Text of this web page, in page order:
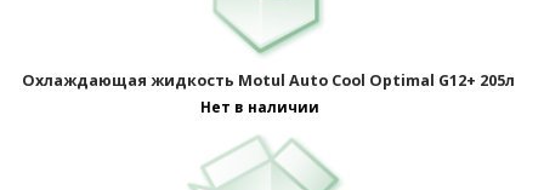
Охлаждающая жидкость Motul Auto Cool Optimal G12+ 205л
Нет в наличии